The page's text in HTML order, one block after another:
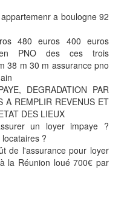
a boulogne 92
480 euros 400 euros
PNO des ces trois
38 m 30 m assurance pno
DEGRADATION PAR
A REMPLIR REVENUS ET
DES LIEUX
un loyer impaye ?
?
de l'assurance pour loyer
la Réunion loué 700€ par